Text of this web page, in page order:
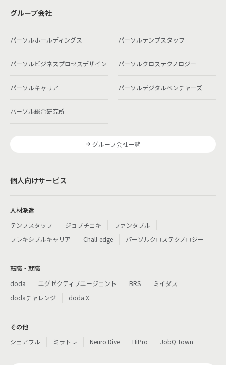
グループ会社
パーソルホールディングス パーソルテンプスタッフ
パーソルビジネスプロセスデザイン パーソルクロステクノロジー
パーソルキャリア パーソルデジタルベンチャーズ
パーソル総合研究所
グループ会社一覧
個人向けサービス
人材派遣
テンプスタッフ
ジョブチェキ
ファンタブル
フレキシブルキャリア
Chall-edge パーソルクロステクノロジー
転職・就職
doda
エグゼクティブエージェント BRS
ミイダス
dodaチャレンジ
doda X
その他
シェアフル
ミラトレ Neuro Dive HiPro JobQ Town